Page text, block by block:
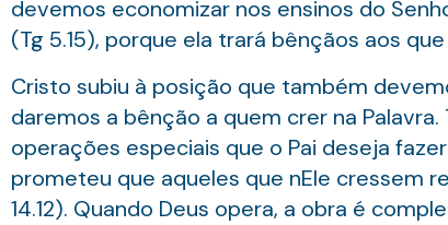
devemos economizar nos ensinos do
(Tg 5.15), porque ela trará bênçãos aos
Cristo subiu à posição que também
daremos a bênção a quem crer na
operações especiais que o Pai deseja
prometeu que aqueles que nEle cressem
14.12). Quando Deus opera, a obra é